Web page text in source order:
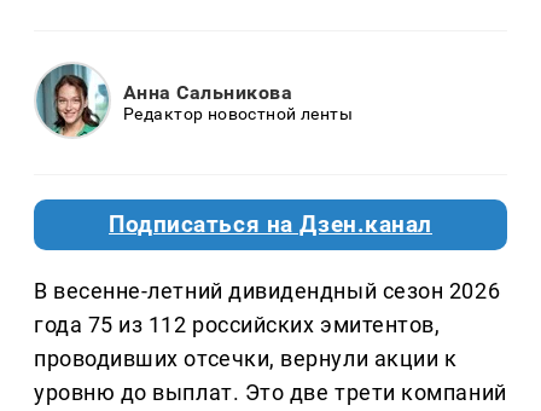
Анна Сальникова
Редактор новостной ленты
Подписаться на Дзен.канал
В весенне-летний дивидендный сезон 2026
года 75 из 112 российских эмитентов,
проводивших отсечки, вернули акции к
уровню до выплат. Это две трети компаний